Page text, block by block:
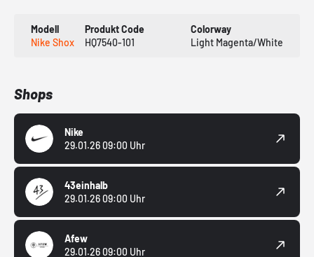
Modell
Nike Shox
Produkt Code
HQ7540-101
Colorway
Light Magenta/White
Shops
Nike
29.01.26 09:00 Uhr
43einhalb
29.01.26 09:00 Uhr
Afew
29.01.26 09:00 Uhr